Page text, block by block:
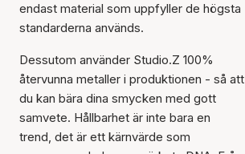
endast material som uppfyller de högsta
standarderna används.
Dessutom använder Studio.Z 100%
återvunna metaller i produktionen - så att
du kan bära dina smycken med gott
samvete. Hållbarhet är inte bara en
trend, det är ett kärnvärde som